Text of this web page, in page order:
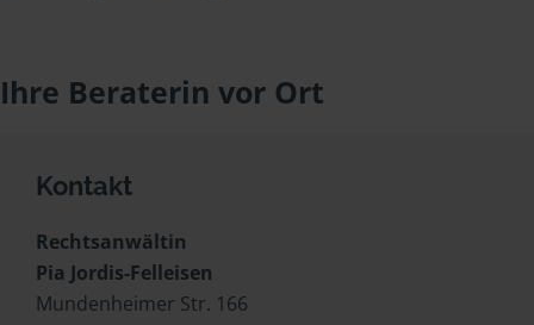
Ihre Beraterin vor Ort
Kontakt
Rechtsanwältin
Pia Jordis-Felleisen
Mundenheimer Str. 166